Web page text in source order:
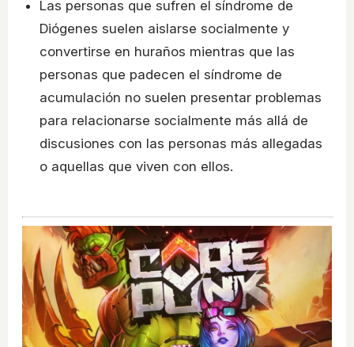
Las personas que sufren el síndrome de
Diógenes suelen aislarse socialmente y
convertirse en huraños mientras que las
personas que padecen el síndrome de
acumulación no suelen presentar problemas
para relacionarse socialmente más allá de
discusiones con las personas más allegadas
o aquellas que viven con ellos.